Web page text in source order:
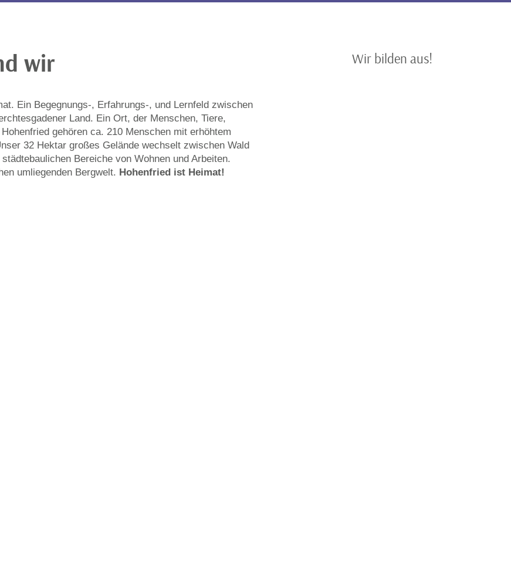
wir
Ein Begegnungs-, Erfahrungs-, und Lernfeld zwischen
Land. Ein Ort, der Menschen, Tiere,
gehören ca. 210 Menschen mit erhöhtem
32 Hektar großes Gelände wechselt zwischen Wald
Bereiche von Wohnen und Arbeiten.
umliegenden Bergwelt. Hohenfried ist Heimat!
Wir bilden aus!